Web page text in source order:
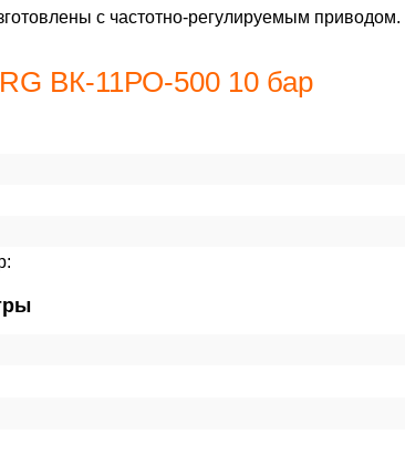
с частотно-регулируемым приводом.
ВК-11РО-500 10 бар